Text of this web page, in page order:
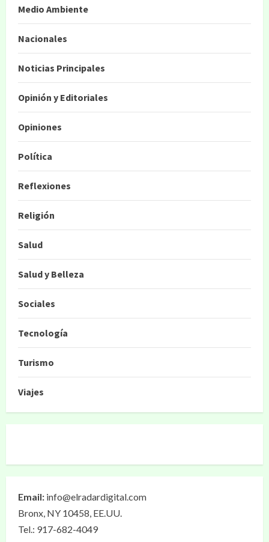
Medio Ambiente
Nacionales
Noticias Principales
Opinión y Editoriales
Opiniones
Política
Reflexiones
Religión
Salud
Salud y Belleza
Sociales
Tecnología
Turismo
Viajes
Email: info@elradardigital.com
Bronx, NY 10458, EE.UU.
Tel.: 917-682-4049